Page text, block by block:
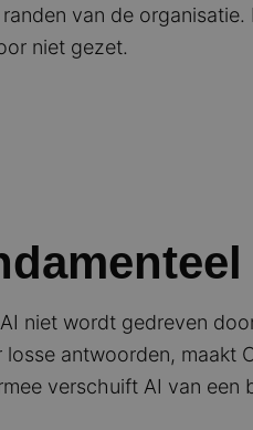
van de
niet gezet.
niet wordt gedreven
antwoorden, maakt
verschuift AI van een